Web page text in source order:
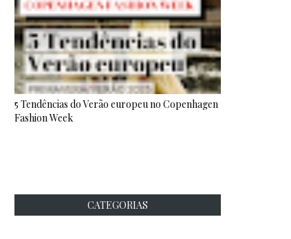
5 Tendências do Verão europeu no Copenhagen
Fashion Week
CATEGORIAS